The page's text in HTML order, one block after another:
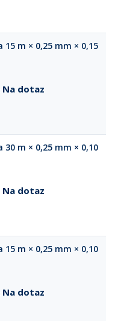
15 m × 0,25 mm × 0,15
Na dotaz
30 m × 0,25 mm × 0,10
Na dotaz
15 m × 0,25 mm × 0,10
Na dotaz